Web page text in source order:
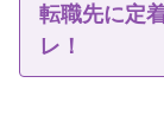
転職先に定
レ！